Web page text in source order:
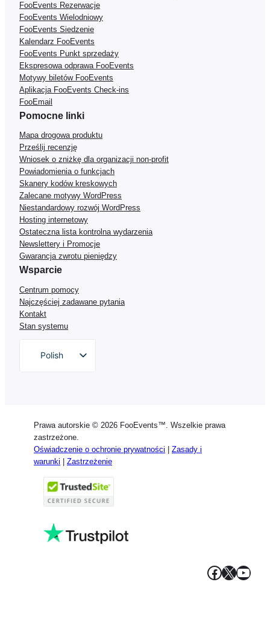
FooEvents Rezerwacje
FooEvents Wielodniowy
FooEvents Siedzenie
Kalendarz FooEvents
FooEvents Punkt sprzedaży
Ekspresowa odprawa FooEvents
Motywy biletów FooEvents
Aplikacja FooEvents Check-ins
FooEmail
Pomocne linki
Mapa drogowa produktu
Prześlij recenzję
Wniosek o zniżkę dla organizacji non-profit
Powiadomienia o funkcjach
Skanery kodów kreskowych
Zalecane motywy WordPress
Niestandardowy rozwój WordPress
Hosting internetowy
Ostateczna lista kontrolna wydarzenia
Newslettery i Promocje
Gwarancja zwrotu pieniędzy
Wsparcie
Centrum pomocy
Najczęściej zadawane pytania
Kontakt
Stan systemu
Polish
English
Spanish
Italian
Portuguese
French
Prawa autorskie © 2026 FooEvents™. Wszelkie prawa
zastrzeżone.
Oświadczenie o ochronie prywatności
Zasady i
warunki
Zastrzeżenie
Facebook
X